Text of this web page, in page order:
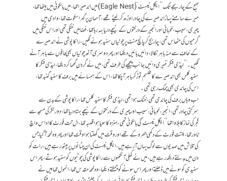
صبح کے چار بجے تک ’’ایگل نیسٹ‘‘ (Eagle Nest) میں اندھیرا تھا، میں بالکونی میں بیٹھا تھا،
میرے سامنے پہاڑ اندھیرے کی چادر اوڑھ کر لیٹے تھے، آسمان پر گہرا سکوت تھا، وادی میں
چیری، سیب، خوبانی اور انجیر کے درختوں کے نیچے دریا بہہ رہا تھا، فضا میں خنکی تھی اور اس خنکی میں
گرمیوں کی مٹھاس تھی، چار بج کر پانچ منٹ پر چوٹیاں سفید ہونے لگیں، راکا پوشی نے اندھیرے
کے لحاف سے منہ باہر نکالا، دائیں بائیں دیکھا اور پھر دوسری آٹھ چوٹیاں بھی لحافوں سے باہر آنے
لگیں۔ ’’لیڈی فنگر‘‘ میری دائیں جانب پیچھے کی طرف تھی، میں نے گردن گھما کر دیکھا، لیڈی فنگر کا
سفید کلس بھی اندھیرے کا طلسم توڑ کر باہر آ چکا تھا، اس کے ہمسائے میں برف کا سفید گنبد تھا،
اس کی چاندی بھی چمک رہی تھی۔
اب وہاں برف کی چاندی تھی، خنک ہوا تھی، لیڈی فنگر کا سفید کلس تھا، راکاپوشی کے بدن سے
سرکتی چادر تھی، انجیر، خوبانی، سیب اور چیری کے درختوں کے نیچے بہتا دریا تھا، دور نگر کی مسجد سے
فجر کی نماز کا بلاوا تھا ’’ایگل نیسٹ‘‘ کی بالکونی تھی، ہنزہ کا سویا ہوا قصبہ تھا،ال تت فورٹ کا اداس واچ
ٹاور تھا، بلتت فورٹ کے دکھی جھروکے تھے اور وقت میں گھلتا ہوا وقت تھا اور پھر وہ لمحہ آگیا جس
کی تلاش میں صدیوں سے لوگ یہاں آ رہے ہیں، ایگل نیسٹ کی ان چٹانوں پر بیٹھ رہے ہیں، رات کو
دن میں بدلتے دیکھ رہے ہیں، میں نے کھلی آنکھوں سے راکا پوشی کی چوٹیوں کو سفید ہوتے، پھر اس
سفیدی کو سونے میں ڈھلتے اور پھر اس سونے کو چمکتے دیکھا، وہ لمحہ مقدس تھا، انمول تھا، میں نے